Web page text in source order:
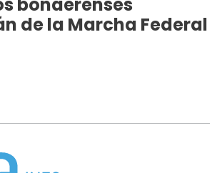
de la Marcha Federal